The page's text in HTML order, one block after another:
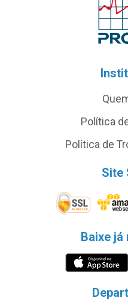
Política
Política de
Site
Baixe já